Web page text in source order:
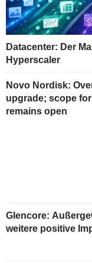
Datacenter: Der
Hyperscaler
Novo Nordisk:
upgrade; scope
remains open
Glencore:
weitere positive